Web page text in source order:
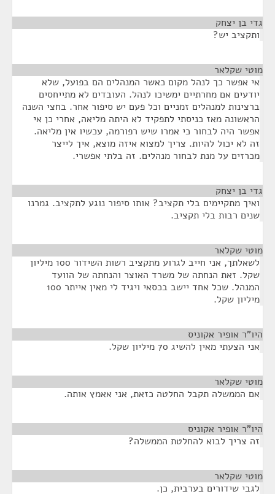
גדי בן יצחק
ותקציב יש?
מוטי שקלאר
אי אפשר כך לנהל מקום כאשר המנהלים הם בפועל, שלא
יודעים אם מחרתיים ימשיכו לנהל. העובדים לא מתייחסים
ברצינות למנהלים זמניים וכל פעם יש סיפור אחר. בחצי השנה
הראשונה מאז כניסתי לתפקיד לא היתה מליאה, אחרי כן אי
אפשר היה לבחור כי אמרו שיש רפורמה, עכשיו אין מליאה.
זה לא יכול להיות. צריך למצוא איזה מוצא, איך לייצר
מכרזים על מנת לבחור מנהלים. זה בלתי אפשרי.
גדי בן יצחק
ואיך מתקיימים בלי תקציב? אותו סיפור נוגע לתקציב. גמרנו
שנים רבות בלי תקציב.
מוטי שקלאר
לשאלתך, אני חייב לגרוע מתקציב רשות השידור 100 מיליון
שקל. זאת הנחתה של משרד האוצר והנחתה של הוועד
המנהל. שכל אחד יישב בכסאי ויגיד לי מאין אייתר 100
מיליון שקל.
היו"ר אופיר אקוניס
אני הצעתי מאין להשיג 70 מיליון שקל.
מוטי שקלאר
אם הממשלה תקבל החלטה כזאת, אני אאמץ אותה.
היו"ר אופיר אקוניס
זה צריך לבוא להחלטת הממשלה?
מוטי שקלאר
לגבי שידורים בערבית, כן.